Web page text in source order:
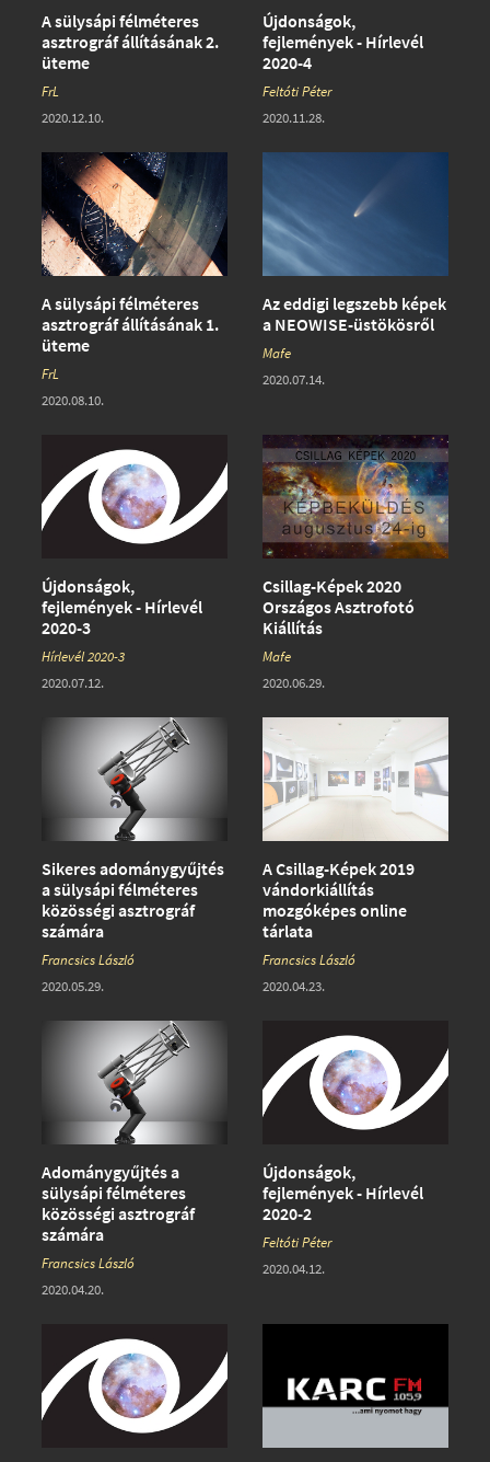
A sülysápi félméteres
asztrográf állításának 2.
üteme
FrL
2020.12.10.
Újdonságok,
fejlemények - Hírlevél
2020-4
Feltóti Péter
2020.11.28.
A sülysápi félméteres
asztrográf állításának 1.
üteme
FrL
2020.08.10.
Az eddigi legszebb képek
a NEOWISE-üstökösről
Mafe
2020.07.14.
Újdonságok,
fejlemények - Hírlevél
2020-3
Hírlevél 2020-3
2020.07.12.
Csillag-Képek 2020
Országos Asztrofotó
Kiállítás
Mafe
2020.06.29.
Sikeres adománygyűjtés
a sülysápi félméteres
közösségi asztrográf
számára
Francsics László
2020.05.29.
A Csillag-Képek 2019
vándorkiállítás
mozgóképes online
tárlata
Francsics László
2020.04.23.
Adománygyűjtés a
sülysápi félméteres
közösségi asztrográf
számára
Francsics László
2020.04.20.
Újdonságok,
fejlemények - Hírlevél
2020-2
Feltóti Péter
2020.04.12.